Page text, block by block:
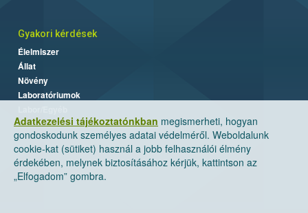
Adatkezelési tájékoztatónkban megismerheti, hogyan
gondoskodunk személyes adatai védelméről. Weboldalunk
cookie-kat (sütiket) használ a jobb felhasználói élmény
érdekében, melynek biztosításához kérjük, kattintson az
„Elfogadom” gombra.
Gyakori kérdések
Élelmiszer
Állat
Növény
Laboratóriumok